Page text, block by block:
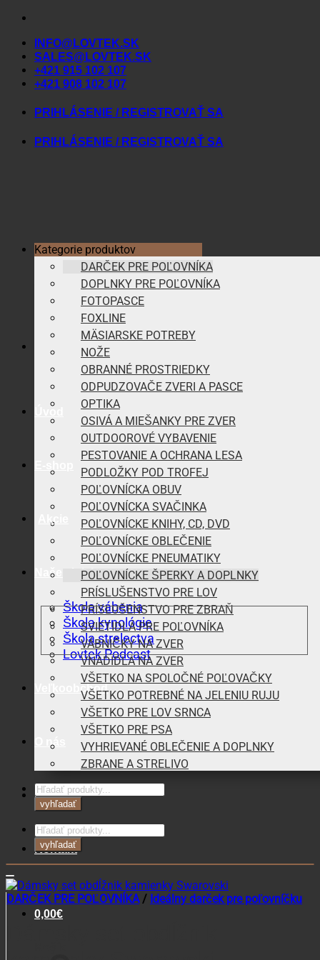
Skip
contentINFO@LOVTEK.SK
SALES@LOVTEK.SK
+421 915 102 107
+421 908 102 107
PRIHLÁSENIE / REGISTROVAŤ SA
PRIHLÁSENIE / REGISTROVAŤ SA
Akcie
Naše aktivity
Škola vábenia
Škola kynológie
Škola strelectva
Lovtek Podcast
Veľkoobchod
O nás
Blog
Kontakt
0,00€
Kategorie produktov
DARČEK PRE POĽOVNÍKA
DOPLNKY PRE POĽOVNÍKA
FOTOPASCE
FOXLINE
MÄSIARSKE POTREBY
NOŽE
OBRANNÉ PROSTRIEDKY
ODPUDZOVAČE ZVERI A PASCE
OPTIKA
OSIVÁ A MIEŠANKY PRE ZVER
OUTDOOROVÉ VYBAVENIE
PESTOVANIE A OCHRANA LESA
PODLOŽKY POD TROFEJ
POĽOVNÍCKA OBUV
POĽOVNÍCKA SVAČINKA
POĽOVNÍCKE KNIHY, CD, DVD
POĽOVNÍCKE OBLEČENIE
POĽOVNÍCKE PNEUMATIKY
POĽOVNÍCKE ŠPERKY A DOPLNKY
PRÍSLUŠENSTVO PRE LOV
PRÍSLUŠENSTVO PRE ZBRAŇ
SVIETIDLÁ PRE POĽOVNÍKA
VÁBNIČKY NA ZVER
VNADIDLÁ NA ZVER
VŠETKO NA SPOLOČNÉ POĽOVAČKY
VŠETKO POTREBNÉ NA JELENIU RUJU
VŠETKO PRE LOV SRNCA
VŠETKO PRE PSA
VYHRIEVANÉ OBLEČENIE A DOPLNKY
ZBRANE A STRELIVO
Products
search
vyhľadať
Products
search
vyhľadať
DARČEK PRE POĽOVNÍKA / Ideálny darček pre poľovníčku